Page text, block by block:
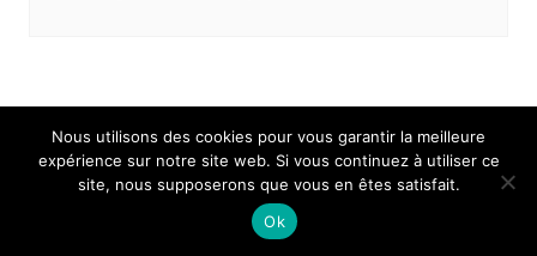
Nous utilisons des cookies pour vous garantir la meilleure
expérience sur notre site web. Si vous continuez à utiliser ce
site, nous supposerons que vous en êtes satisfait.
Ok